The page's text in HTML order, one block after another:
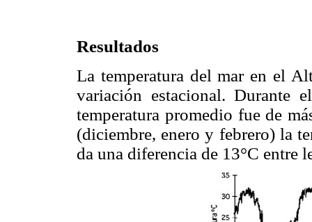
Resultados
La temperatura del mar en el
variación estacional. Durante
temperatura promedio fue de
(diciembre, enero y febrero) la
da una diferencia de 13°C entre